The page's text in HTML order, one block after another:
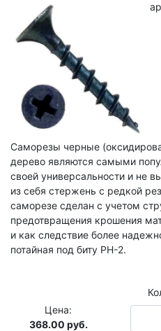
Саморезы черные
дерево являются самыми
своей универсальности и не
из себя стержень с редкой
саморезе сделан с учетом
предотвращения крошения
и как следствие более
потайная под биту PH-2.
Цена:
368.00 руб.